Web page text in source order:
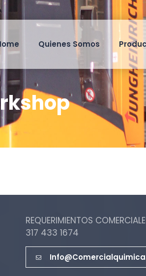
Quienes Somos
Internal Networking Cyber
REQUERIMIENTOS
317 433 1674